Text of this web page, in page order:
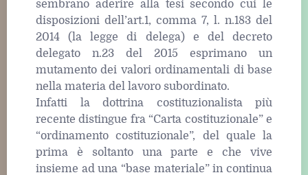
sembrano aderire alla tesi secondo cui le
disposizioni dell’art.1, comma 7, l. n.183 del
2014 (la legge di delega) e del decreto
delegato n.23 del 2015 esprimano un
mutamento dei valori ordinamentali di base
nella materia del lavoro subordinato.
Infatti la dottrina costituzionalista più
recente distingue fra “Carta costituzionale” e
“ordinamento costituzionale”, del quale la
prima è soltanto una parte e che vive
insieme ad una “base materiale” in continua